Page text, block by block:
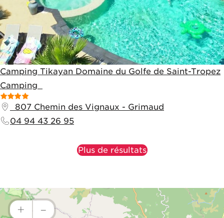
Camping Tikayan Domaine du Golfe de Saint-Tropez
Camping
807 Chemin des Vignaux - Grimaud
04 94 43 26 95
Plus de résultats
+ –